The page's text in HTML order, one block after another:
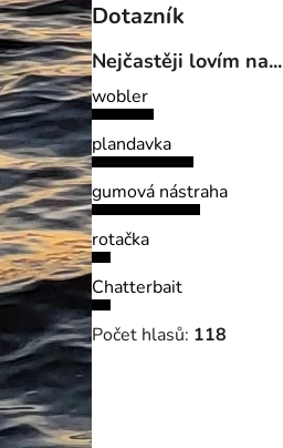
Dotazník
Nejčastěji lovím na...
wobler
plandavka
gumová nástraha
rotačka
Chatterbait
Počet hlasů: 118